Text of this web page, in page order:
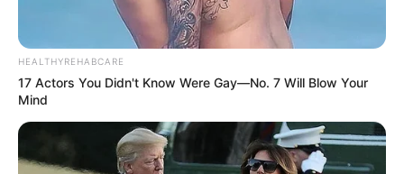
HEALTHYREHABCARE
17 Actors You Didn't Know Were Gay—No. 7 Will Blow Your
Mind